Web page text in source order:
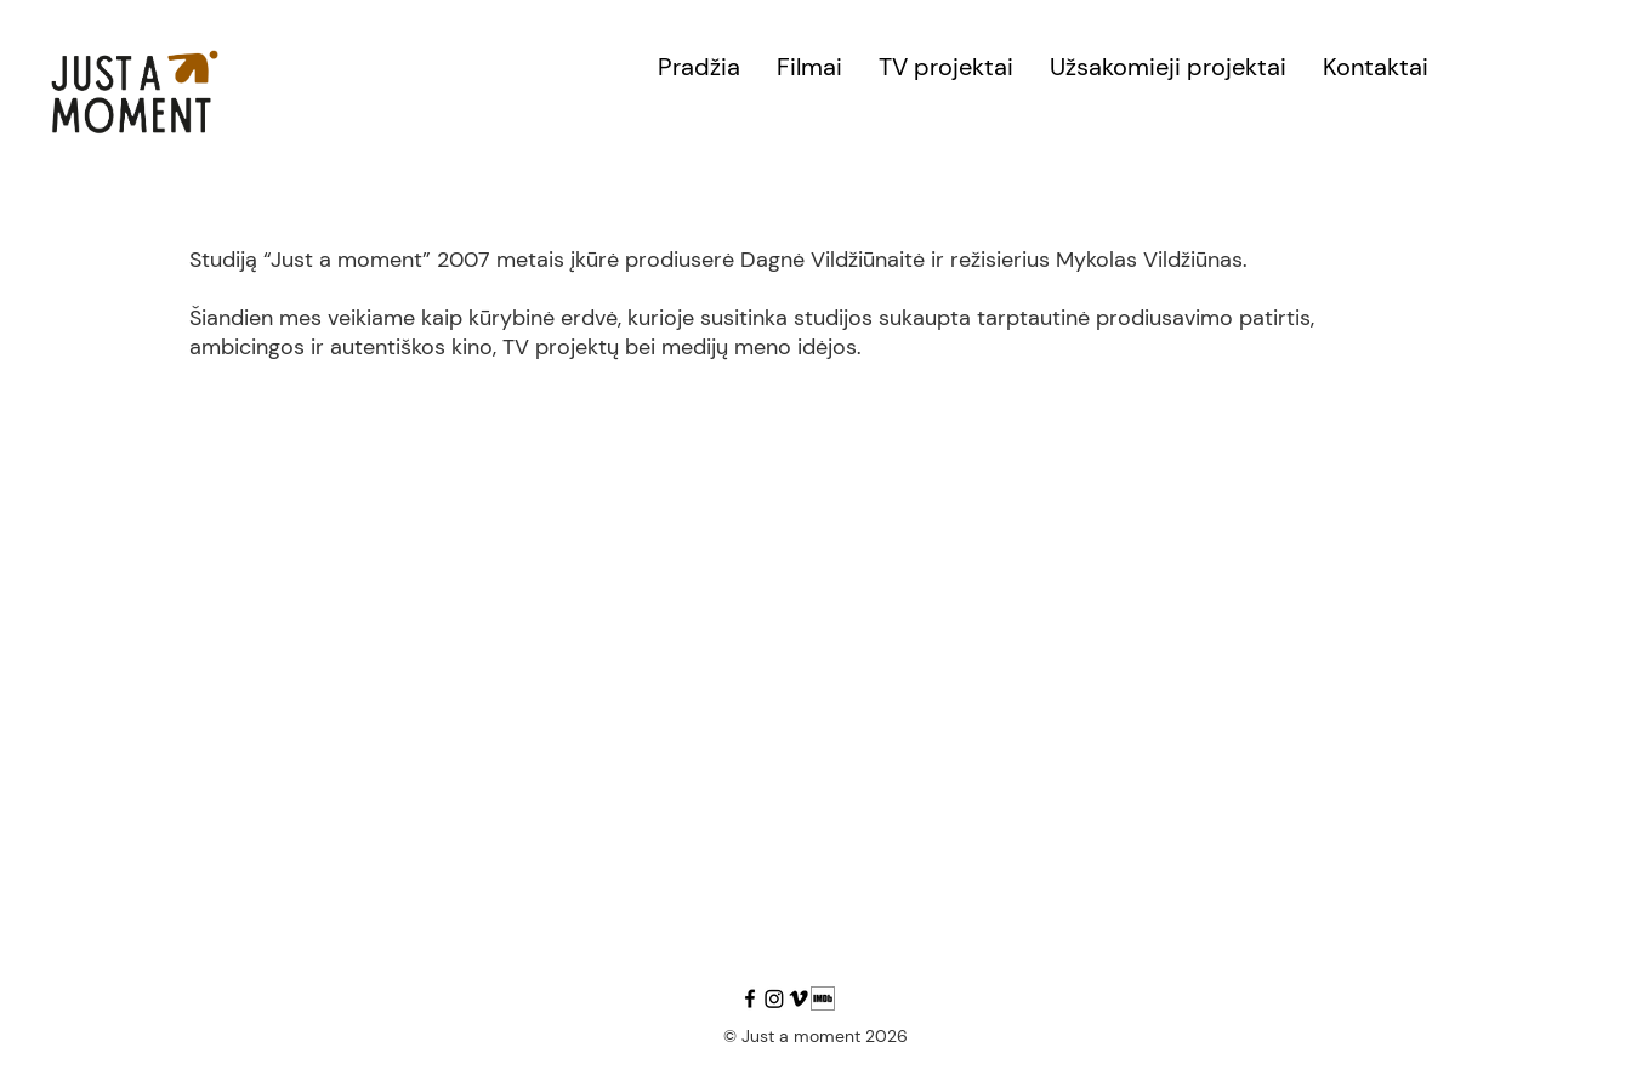
Pradžia Filmai TV projektai Užsakomieji projektai Kontaktai
Studiją “Just a moment” 2007 metais įkūrė prodiuserė Dagnė Vildžiūnaitė ir režisierius Mykolas Vildžiūnas.
Šiandien mes veikiame kaip kūrybinė erdvė, kurioje susitinka studijos sukaupta tarptautinė prodiusavimo patirtis,
ambicingos ir autentiškos kino, TV projektų bei medijų meno idėjos.
© Just a moment 2026